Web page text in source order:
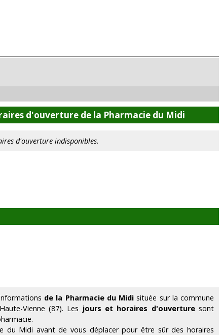
d'ouverture de la Pharmacie du Midi
d'ouverture indisponibles.
de la Pharmacie du Midi située sur la commune
Vienne (87). Les jours et horaires d'ouverturesont
du Midi avant de vous déplacer pour être sûr des horaires